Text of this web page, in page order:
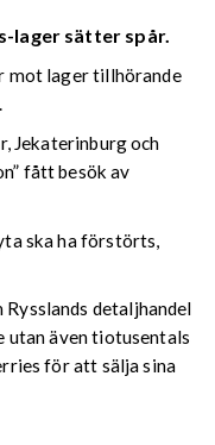
lager sätter spår.
mot lager tillhörande
Jekaterinburg och
fått besök av
ska ha förstörts,
detaljhandel
utan även tiotusentals
för att sälja sina